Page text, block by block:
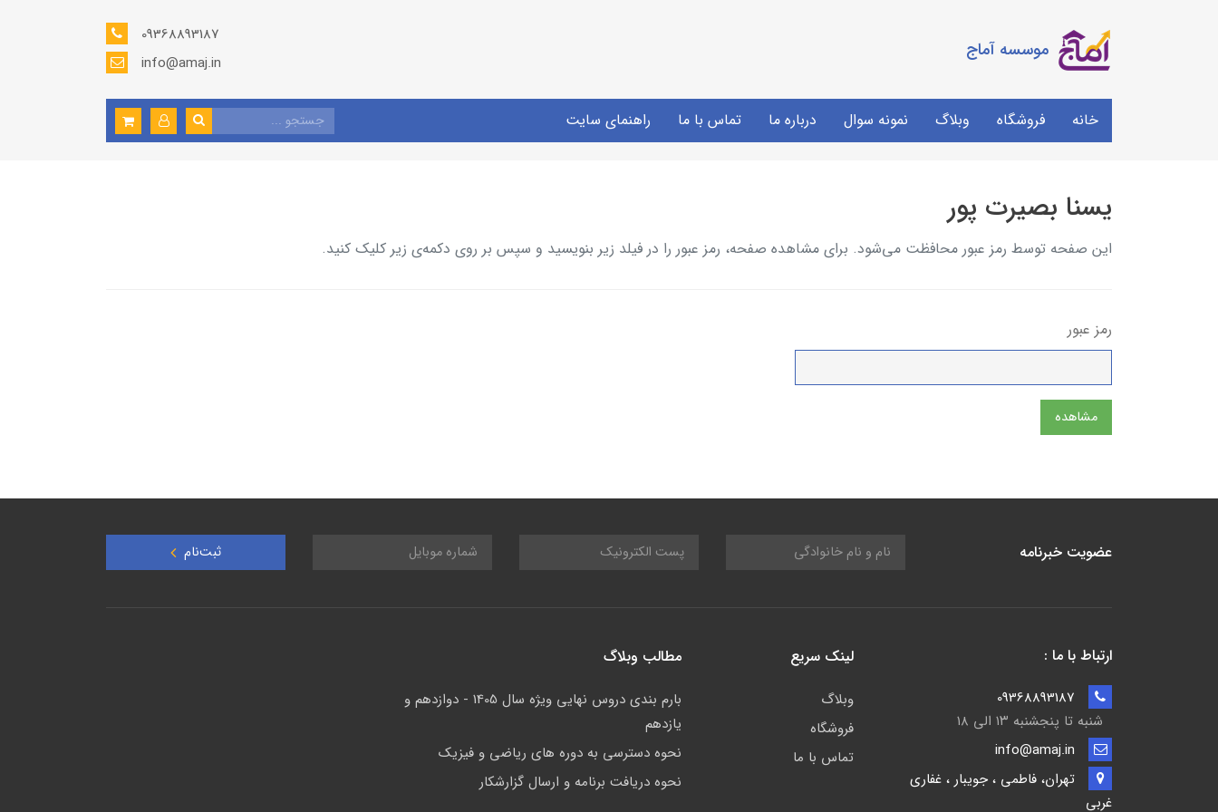
موسسه آماج
09368893187
info@amaj.in
خانه فروشگاه وبلاگ نمونه سوال درباره ما تماس با ما راهنمای سایت
یسنا بصیرت پور
این صفحه توسط رمز عبور محافظت می‌شود. برای مشاهده صفحه، رمز عبور را در فیلد زیر بنویسید و سپس بر روی دکمه‌ی زیر کلیک کنید.
رمز عبور
مشاهده
عضویت خبرنامه ثبت‌نام
ارتباط با ما :
شنبه تا پنجشنبه ۱۳ الی ۱۸
تهران، فاطمی ، جویبار ، غفاری
غربی
لینک سریع
وبلاگ
فروشگاه
تماس با ما
مطالب وبلاگ
بارم بندی دروس نهایی ویژه سال 1405 - دوازدهم و
یازدهم
نحوه دسترسی به دوره های ریاضی و فیزیک
نحوه دریافت برنامه و ارسال گزارشکار